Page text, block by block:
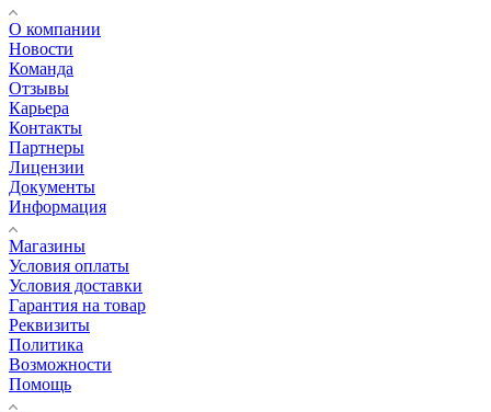
О компании
Новости
Команда
Отзывы
Карьера
Контакты
Партнеры
Лицензии
Документы
Информация
Магазины
Условия оплаты
Условия доставки
Гарантия на товар
Реквизиты
Политика
Возможности
Помощь